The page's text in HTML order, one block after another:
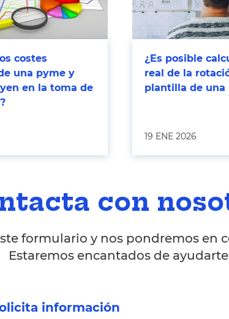
costes
una pyme y
en la toma de
¿Es posible
real de la
plantilla de una
19 ENE 2026
con
formulario y nos pondremos en
Estaremos encantados de
información